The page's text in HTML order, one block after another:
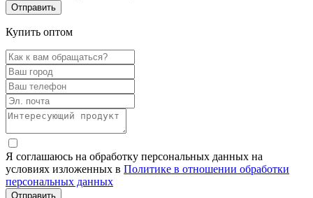
Купить оптом
Я соглашаюсь на обработку персональных данных на
условиях изложенных в Политике в отношении обработки
персональных данных